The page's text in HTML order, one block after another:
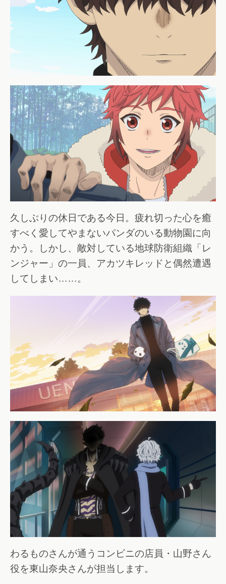
久しぶりの休日である今日。疲れ切った心を癒
すべく愛してやまないパンダのいる動物園に向
かう。しかし、敵対している地球防衛組織「レ
ンジャー」の一員、アカツキレッドと偶然遭遇
してしまい……。
わるものさんが通うコンビニの店員・山野さん
役を東山奈央さんが担当します。